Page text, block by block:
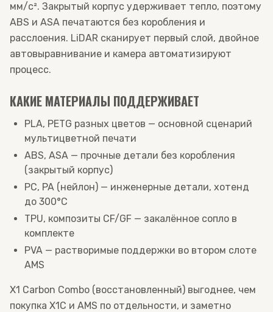
мм/с². Закрытый корпус удерживает тепло, поэтому
ABS и ASA печатаются без коробления и
расслоения. LiDAR сканирует первый слой, двойное
автовыравнивание и камера автоматизируют
процесс.
КАКИЕ МАТЕРИАЛЫ ПОДДЕРЖИВАЕТ
PLA, PETG разных цветов — основной сценарий
мультицветной печати
ABS, ASA — прочные детали без коробления
(закрытый корпус)
PC, PA (нейлон) — инженерные детали, хотенд
до 300°C
TPU, композиты CF/GF — закалённое сопло в
комплекте
PVA — растворимые поддержки во втором слоте
AMS
X1 Carbon Combo (восстановленный) выгоднее, чем
покупка X1C и AMS по отдельности, и заметно